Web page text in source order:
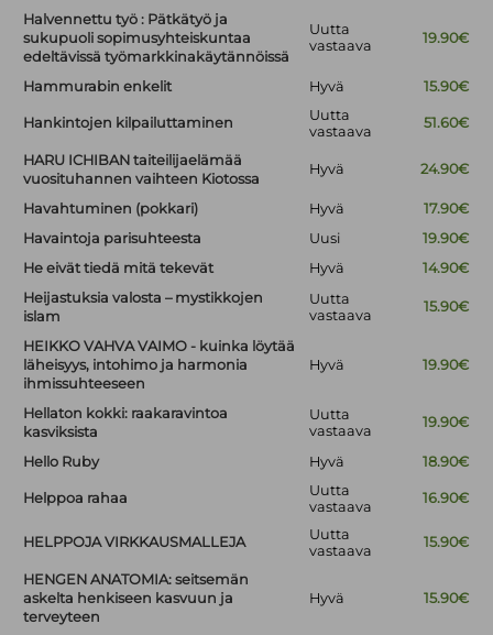
Halvennettu työ : Pätkätyö ja
sukupuoli sopimusyhteiskuntaa
edeltävissä työmarkkinakäytännöissä
Uutta
vastaava
19.90€
Hammurabin enkelit Hyvä 15.90€
Hankintojen kilpailuttaminen
Uutta
vastaava
51.60€
HARU ICHIBAN taiteilijaelämää
vuosituhannen vaihteen Kiotossa
Hyvä 24.90€
Havahtuminen (pokkari) Hyvä
17.90€
Havaintoja parisuhteesta
Uusi
19.90€
He eivät tiedä mitä tekevät
Hyvä
14.90€
Heijastuksia valosta – mystikkojen
islam
Uutta
vastaava
15.90€
HEIKKO VAHVA VAIMO - kuinka löytää
läheisyys, intohimo ja harmonia
ihmissuhteeseen
Hyvä 19.90€
Hellaton kokki: raakaravintoa
kasviksista
Uutta
vastaava
19.90€
Hello Ruby Hyvä 18.90€
Helppoa rahaa
Uutta
vastaava
16.90€
HELPPOJA VIRKKAUSMALLEJA
Uutta
vastaava
15.90€
HENGEN ANATOMIA: seitsemän
askelta henkiseen kasvuun ja
terveyteen
Hyvä 15.90€